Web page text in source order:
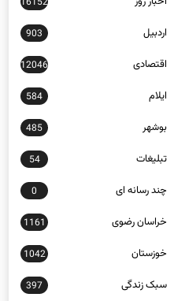
اردبیل 903
اقتصادی 12046
ایلام 584
بوشهر 485
تبلیغات 54
چند رسانه ای 0
خراسان رضوی 1161
خوزستان 1042
سبک زندگی 397